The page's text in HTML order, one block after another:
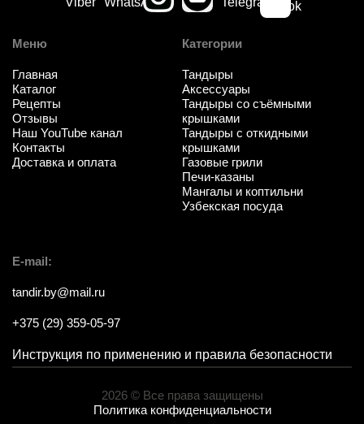
Меню
Главная
Каталог
Рецепты
Отзывы
Наш YouTube канал
Контакты
Доставка и оплата
Категории
Тандыры
Аксессуары
Тандыры со съёмными
крышками
Тандыры с откидными
крышками
Газовые грили
Печи-казаны
Мангалы и коптильни
Узбекская посуда
E-mail:
tandir.by@mail.ru
+375 (29) 359-05-97
Инструкция по применению и правила безопасности
2026 © Все права защищены
Политика конфиденциальности